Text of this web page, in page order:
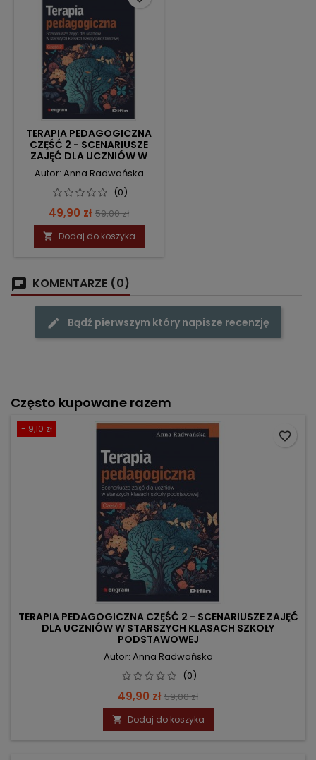
TERAPIA PEDAGOGICZNA
CZĘŚĆ 2 - SCENARIUSZE
ZAJĘĆ DLA UCZNIÓW W
STARSZYCH KLASACH
SZKOŁY PODSTAWOWEJ
Autor: Anna Radwańska
(0)
Cena
49,90 zł Cena
podstawowa
59,00 zł
 Dodaj do koszyka
KOMENTARZE (0)
Bądź pierwszym który napisze recenzję
Często kupowane razem
- 9,10 zł
TERAPIA PEDAGOGICZNA CZĘŚĆ 2 - SCENARIUSZE ZAJĘĆ
DLA UCZNIÓW W STARSZYCH KLASACH SZKOŁY
PODSTAWOWEJ
Autor: Anna Radwańska
(0)
Cena
49,90 zł Cena
podstawowa
59,00 zł
 Dodaj do koszyka
favorite_border